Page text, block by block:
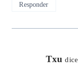
Responder
Txu